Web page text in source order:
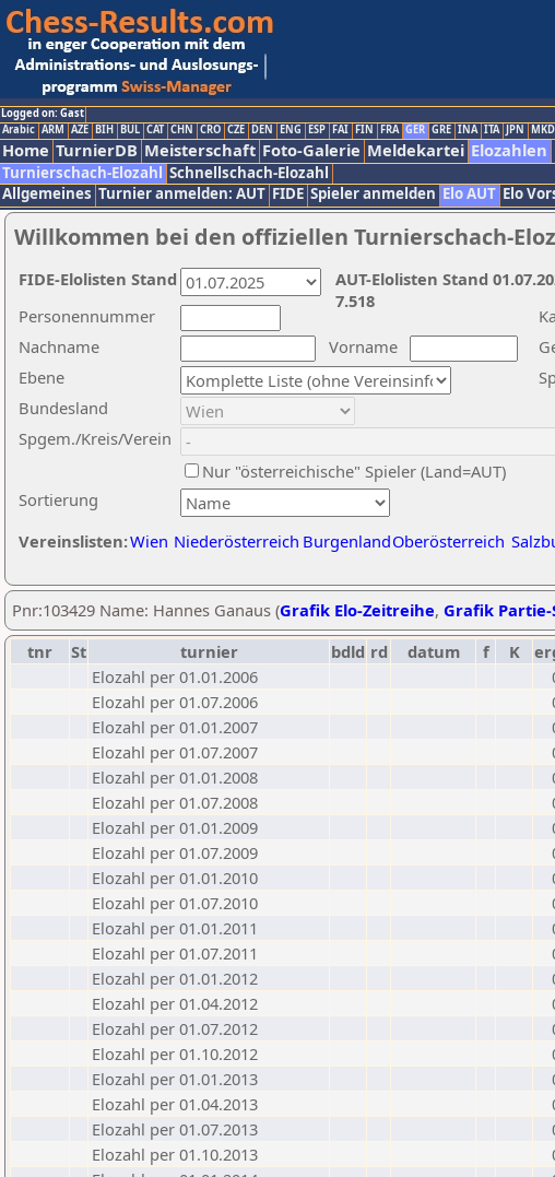
Logged on: Gast
Arabic ARM AZE BIH BUL CAT CHN CRO CZE DEN ENG ESP FAI FIN FRA GER GRE INA ITA JPN MKD
Home TurnierDB Meisterschaft Foto-Galerie Meldekartei Elozahlen
Turnierschach-Elozahl Schnellschach-Elozahl
Allgemeines Turnier anmelden: AUT FIDE Spieler anmelden Elo AUT Elo
Willkommen bei den offiziellen Turnierschach-
Nachname
Vorname
Ebene
Sortierung
Personennummer
Bundesland
Spgem./Kreis/Verein
Nur "österreichische" Spieler (Land=AUT)
Vereinslisten:Wien Niederösterreich BurgenlandOberösterreich
AUT-Elolisten Stand
7.518
FIDE-Elolisten Stand
Pnr:103429 Name: Hannes Ganaus (Grafik Elo-Zeitreihe, Grafik
tnr
St turnier bdld rd datum f K
Elozahl per 01.01.2006
Elozahl per 01.07.2006
Elozahl per 01.01.2007
Elozahl per 01.07.2007
Elozahl per 01.01.2008
Elozahl per 01.07.2008
Elozahl per 01.01.2009
Elozahl per 01.07.2009
Elozahl per 01.01.2010
Elozahl per 01.07.2010
Elozahl per 01.01.2011
Elozahl per 01.07.2011
Elozahl per 01.01.2012
Elozahl per 01.04.2012
Elozahl per 01.07.2012
Elozahl per 01.10.2012
Elozahl per 01.01.2013
Elozahl per 01.04.2013
Elozahl per 01.07.2013
Elozahl per 01.10.2013